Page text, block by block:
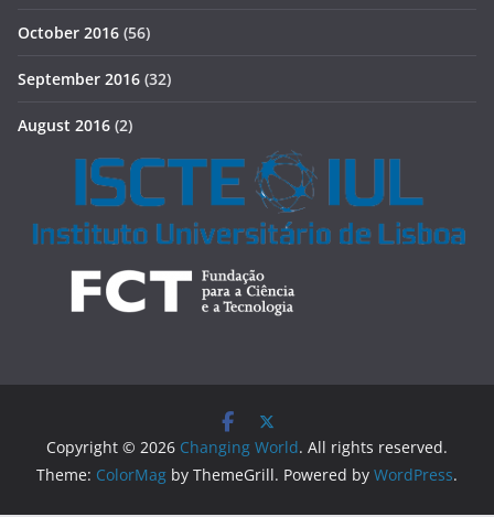
October 2016 (56)
September 2016 (32)
August 2016 (2)
Copyright © 2026 Changing World. All rights reserved.
Theme: ColorMag by ThemeGrill. Powered by WordPress.